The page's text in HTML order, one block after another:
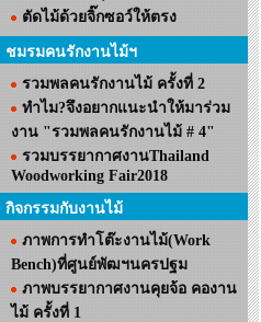
ตัดไม้ด้วยจิ๊กซอว์ให้ตรง
ชมรมคนรักงานไม้ฯ
รวมพลคนรักงานไม้ ครั้งที่ 2
ทำไม?จึงอยากแนะนำให้มาร่วม
งาน "รวมพลคนรักงานไม้ # 4"
รวมบรรยากาศงานThailand
Woodworking Fair2018
กิจกรรมกับงานไม้
ภาพการทำโต๊ะงานไม้(Work
Bench)ที่ศูนย์พัฒฯนครปฐม
ภาพบรรยากาศงานคุยจ้อ คองาน
ไม้ ครั้งที่ 1